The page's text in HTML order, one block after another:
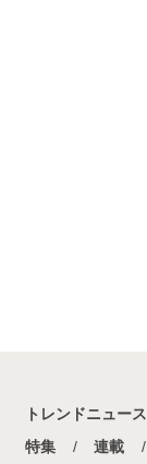
トレンドニュース
特集
連載